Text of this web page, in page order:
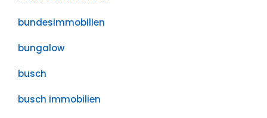
bundesimmobilien
bungalow
busch
busch immobilien